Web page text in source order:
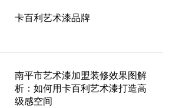
熟未熟，万物小得盈满-卡百利
非遗里的绝「色」
卡百利艺术漆品牌
南平市艺术漆加盟装修效果图解
析：如何用卡百利艺术漆打造高
级感空间